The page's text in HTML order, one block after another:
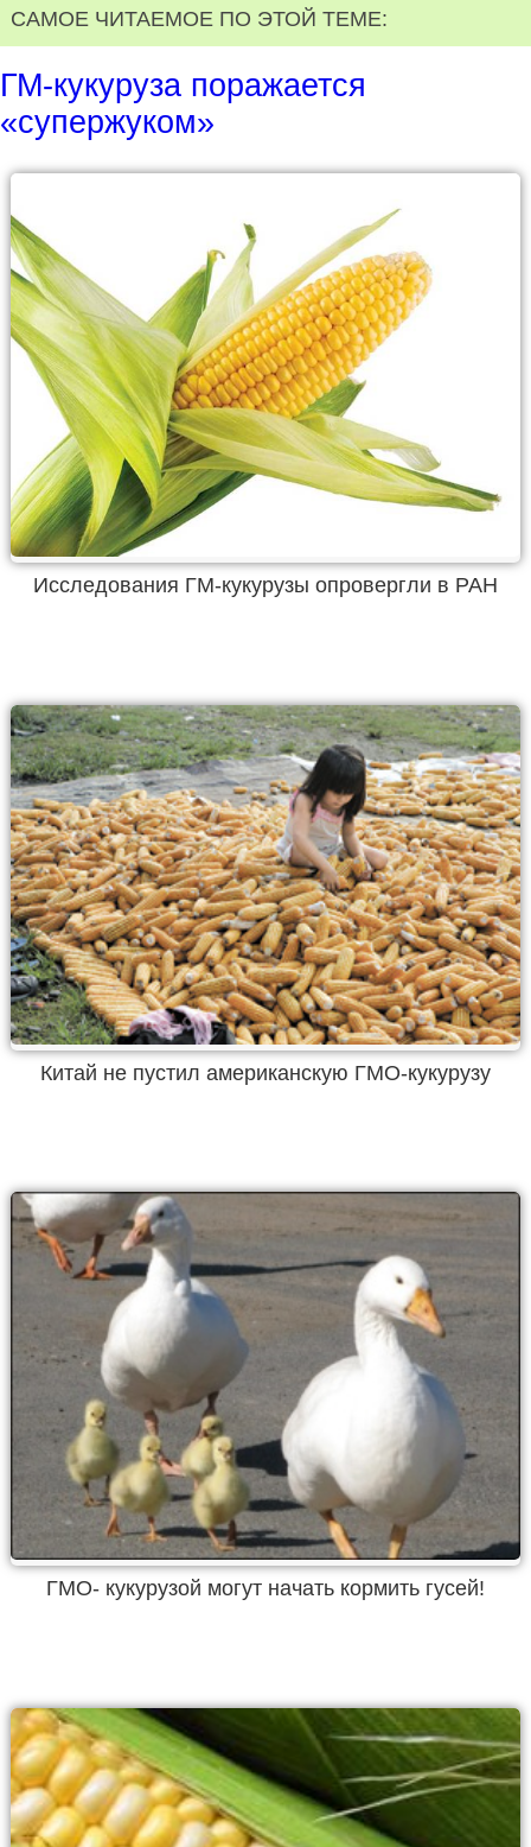
САМОЕ ЧИТАЕМОЕ ПО ЭТОЙ ТЕМЕ:
ГМ-кукуруза поражается
«супержуком»
Исследования ГМ-кукурузы опровергли в РАН
Китай не пустил американскую ГМО-кукурузу
ГМО- кукурузой могут начать кормить гусей!